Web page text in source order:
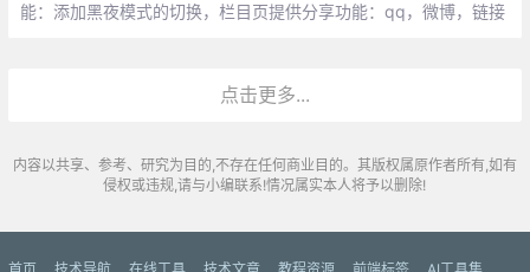
能：添加黑夜模式的切换，栏目页提供分享功能：qq，微博，链接
点击更多...
内容以共享、参考、研究为目的,不存在任何商业目的。其版权属原作者所有,如有
侵权或违规,请与小编联系!情况属实本人将予以删除!